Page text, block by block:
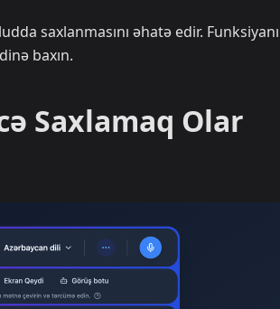
saxlanmasını əhatə edir.
baxın.
Saxlamaq Olar